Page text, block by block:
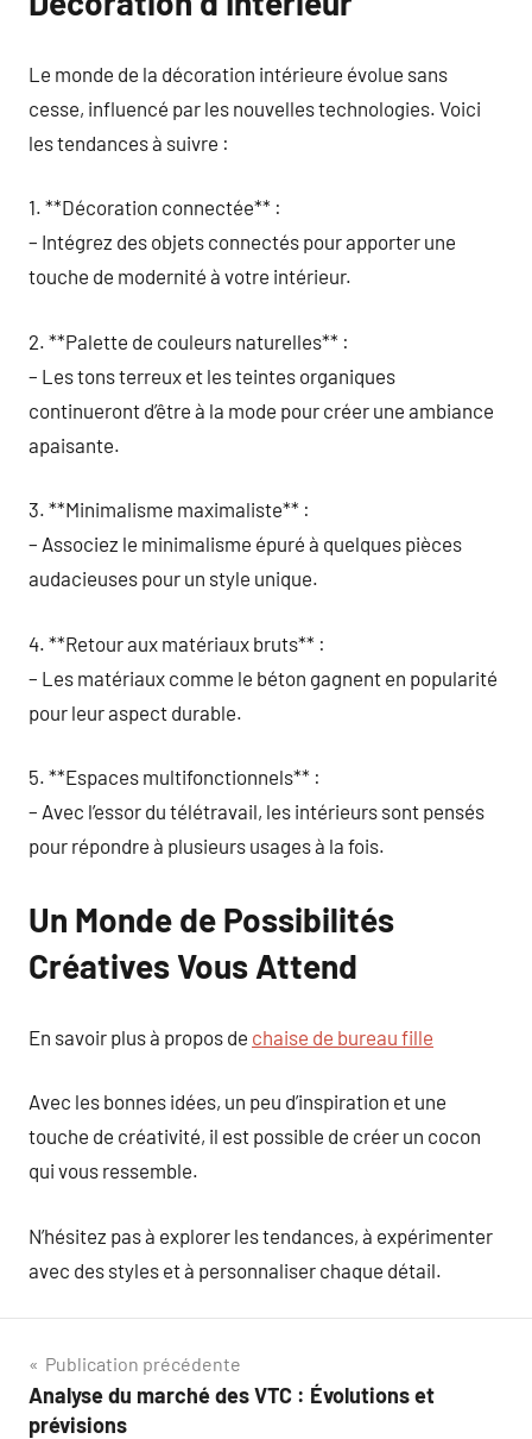
Le monde de la décoration intérieure évolue sans
cesse, influencé par les nouvelles technologies. Voici
les tendances à suivre :
1. **Décoration connectée** :
– Intégrez des objets connectés pour apporter une
touche de modernité à votre intérieur.
2. **Palette de couleurs naturelles** :
– Les tons terreux et les teintes organiques
continueront d’être à la mode pour créer une ambiance
apaisante.
3. **Minimalisme maximaliste** :
– Associez le minimalisme épuré à quelques pièces
audacieuses pour un style unique.
4. **Retour aux matériaux bruts** :
– Les matériaux comme le béton gagnent en popularité
pour leur aspect durable.
5. **Espaces multifonctionnels** :
– Avec l’essor du télétravail, les intérieurs sont pensés
pour répondre à plusieurs usages à la fois.
Un Monde de Possibilités
Créatives Vous Attend
En savoir plus à propos de chaise de bureau fille
Avec les bonnes idées, un peu d’inspiration et une
touche de créativité, il est possible de créer un cocon
qui vous ressemble.
N’hésitez pas à explorer les tendances, à expérimenter
avec des styles et à personnaliser chaque détail.
Navigation
de
Publication précédente
Analyse du marché des VTC : Évolutions et
prévisions